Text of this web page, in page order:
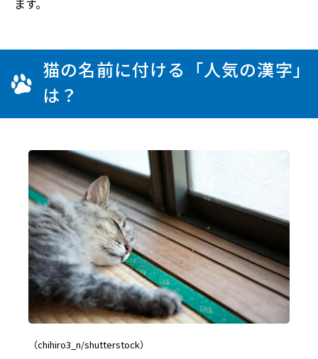
ます。
猫の名前に付ける「人気の漢字」
は？
（chihiro3_n/shutterstock）